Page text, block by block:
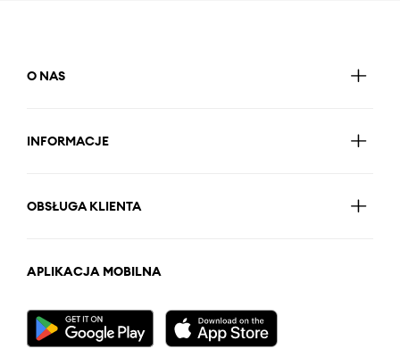
O NAS
INFORMACJE
OBSŁUGA KLIENTA
APLIKACJA MOBILNA